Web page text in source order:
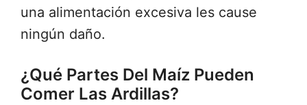
una alimentación excesiva les cause
ningún daño.
¿Qué Partes Del Maíz Pueden
Comer Las Ardillas?